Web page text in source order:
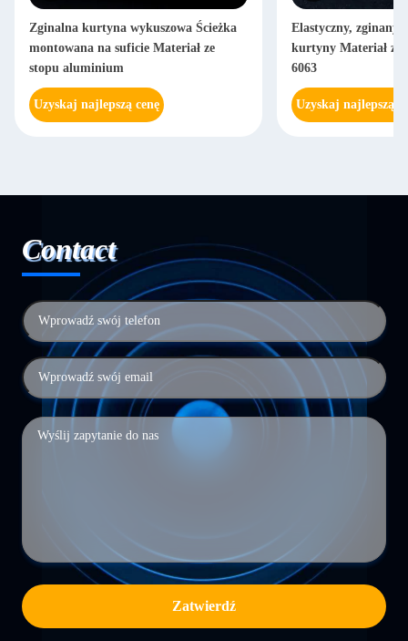
Zginalna kurtyna wykuszowa Ścieżka
montowana na suficie Materiał ze
stopu aluminium
Uzyskaj najlepszą cenę
Elastyczny,
kurtyny Materiał ze
6063
Uzyskaj najlepszą
Contact
Zatwierdź